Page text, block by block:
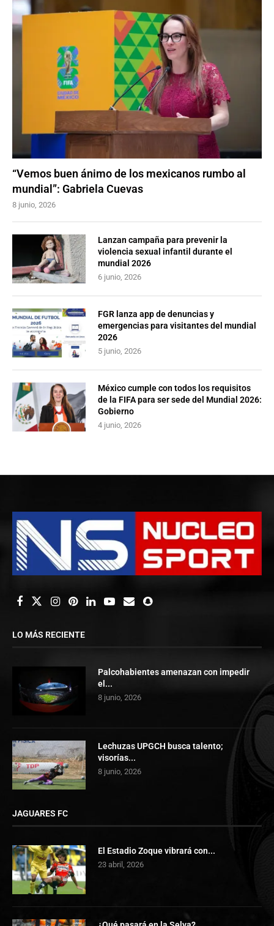
“Vemos buen ánimo de los mexicanos rumbo al
mundial”: Gabriela Cuevas
8 junio, 2026
Lanzan campaña para prevenir la
violencia sexual infantil durante el
mundial 2026
6 junio, 2026
FGR lanza app de denuncias y
emergencias para visitantes del mundial
2026
5 junio, 2026
México cumple con todos los requisitos
de la FIFA para ser sede del Mundial 2026:
Gobierno
4 junio, 2026
LO MÁS RECIENTE
Palcohabientes amenazan con impedir
el...
8 junio, 2026
Lechuzas UPGCH busca talento;
visorías...
8 junio, 2026
JAGUARES FC
El Estadio Zoque vibrará con...
23 abril, 2026